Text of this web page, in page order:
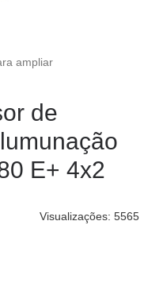
ampliar
de
E+ 4x2
Visualizações: 5565